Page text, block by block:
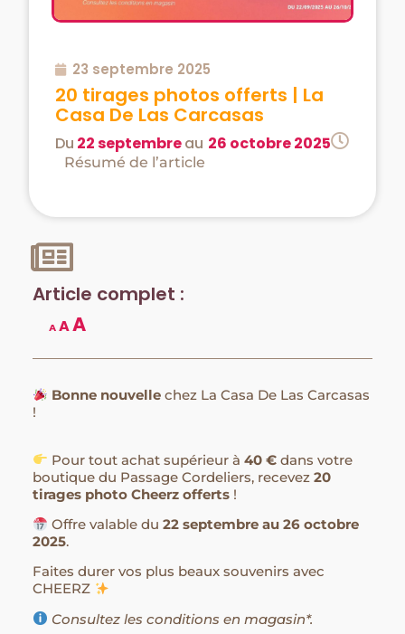
23 septembre 2025
20 tirages photos offerts | La
Casa De Las Carcasas
Du 22 septembreau 26 octobre 2025
Résumé de l’article
Article complet :
A AA
Bonne nouvellechez La Casa De Las Carcasas
!
Pour tout achat supérieur à40 € dans votre
boutique du Passage Cordeliers, recevez20
tirages photo Cheerz offerts !
Offre valable du22 septembre au 26 octobre
2025.
Faites durer vos plus beaux souvenirs avec
CHEERZ
Consultez les conditions en magasin*.